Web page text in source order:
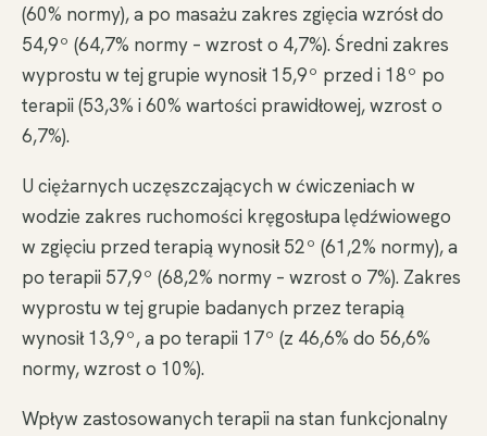
(60% normy), a po masażu zakres zgięcia wzrósł do
54,9º (64,7% normy – wzrost o 4,7%). Średni zakres
wyprostu w tej grupie wynosił 15,9º przed i 18º po
terapii (53,3% i 60% wartości prawidłowej, wzrost o
6,7%).
U ciężarnych uczęszczających w ćwiczeniach w
wodzie zakres ruchomości kręgosłupa lędźwiowego
w zgięciu przed terapią wynosił 52º (61,2% normy), a
po terapii 57,9º (68,2% normy – wzrost o 7%). Zakres
wyprostu w tej grupie badanych przez terapią
wynosił 13,9º, a po terapii 17º (z 46,6% do 56,6%
normy, wzrost o 10%).
Wpływ zastosowanych terapii na stan funkcjonalny